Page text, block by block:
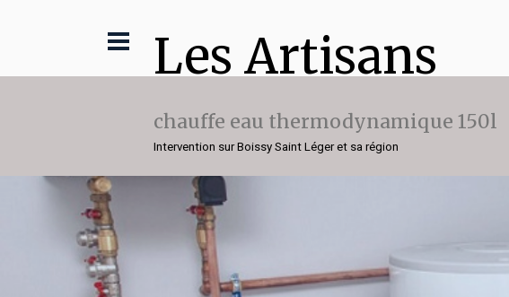
Les Artisans
chauffe eau thermodynamique 150l
Intervention sur Boissy Saint Léger et sa région